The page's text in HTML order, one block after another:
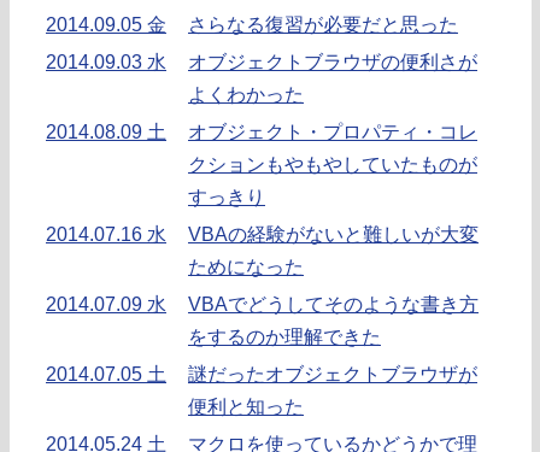
2014.09.05 金
さらなる復習が必要だと思った
2014.09.03 水
オブジェクトブラウザの便利さが
よくわかった
2014.08.09 土
オブジェクト・プロパティ・コレ
クションもやもやしていたものが
すっきり
2014.07.16 水
VBAの経験がないと難しいが大変
ためになった
2014.07.09 水
VBAでどうしてそのような書き方
をするのか理解できた
2014.07.05 土
謎だったオブジェクトブラウザが
便利と知った
2014.05.24 土
マクロを使っているかどうかで理